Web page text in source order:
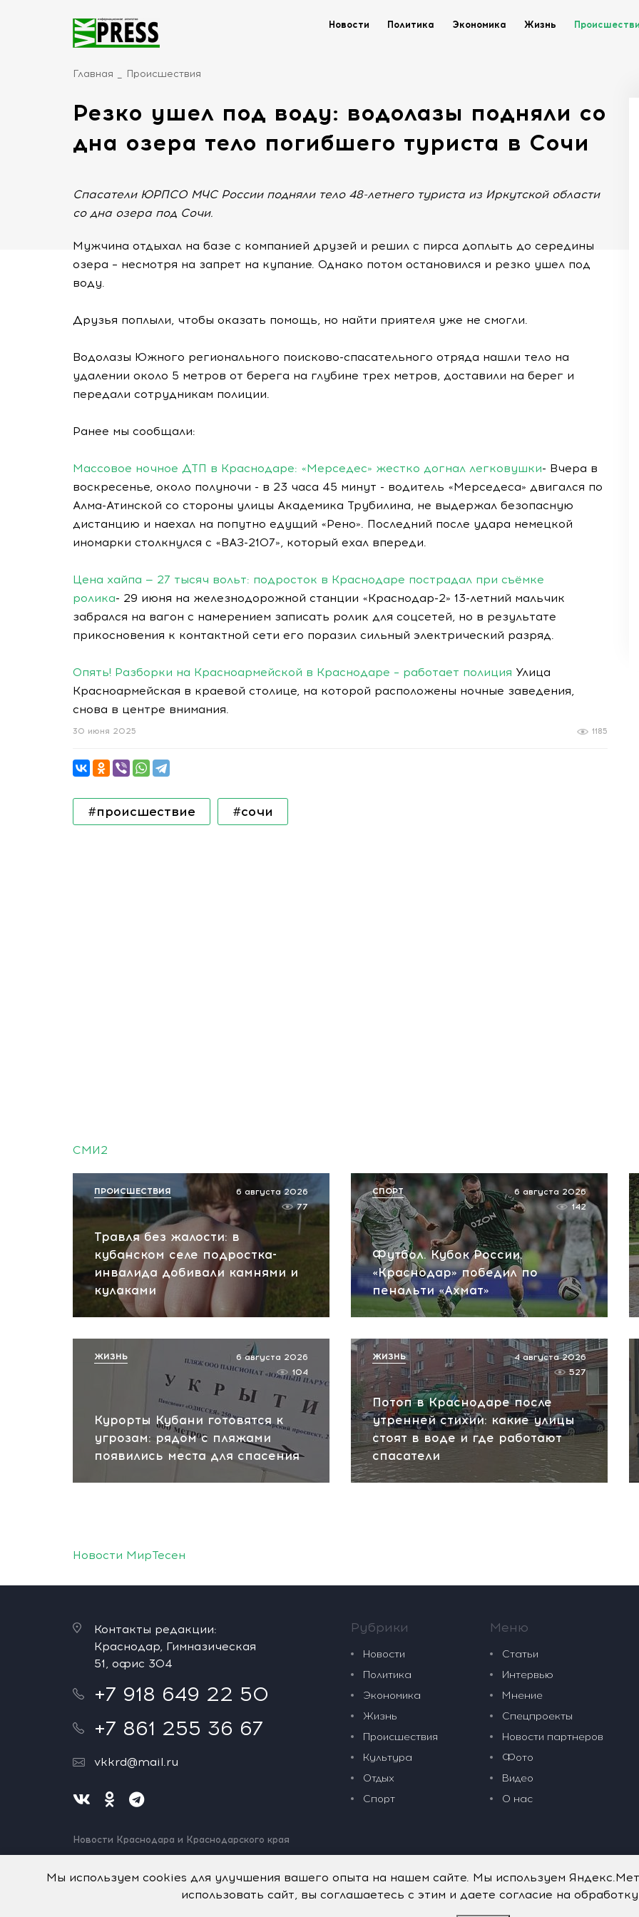
Новости Политика Экономика Жизнь
Главная Происшествия
Резко ушел под воду: водолазы подняли со
дна озера тело погибшего туриста в Сочи
Спасатели ЮРПСО МЧС России подняли тело 48-летнего туриста из Иркутской области
со дна озера под Сочи.
Мужчина отдыхал на базе с компанией друзей и решил с пирса доплыть до середины
озера – несмотря на запрет на купание. Однако потом остановился и резко ушел под
воду.
Друзья поплыли, чтобы оказать помощь, но найти приятеля уже не смогли.
Водолазы Южного регионального поисково-спасательного отряда нашли тело на
удалении около 5 метров от берега на глубине трех метров, доставили на берег и
передали сотрудникам полиции.
Ранее мы сообщали:
Массовое ночное ДТП в Краснодаре: «Мерседес» жестко догнал легковушки- Вчера в
воскресенье, около полуночи - в 23 часа 45 минут - водитель «Мерседеса» двигался по
Алма-Атинской со стороны улицы Академика Трубилина, не выдержал безопасную
дистанцию и наехал на попутно едущий «Рено». Последний после удара немецкой
иномарки столкнулся с «ВАЗ-2107», который ехал впереди.
Цена хайпа — 27 тысяч вольт: подросток в Краснодаре пострадал при съёмке
ролика- 29 июня на железнодорожной станции «Краснодар-2» 13-летний мальчик
забрался на вагон с намерением записать ролик для соцсетей, но в результате
прикосновения к контактной сети его поразил сильный электрический разряд.
Опять! Разборки на Красноармейской в Краснодаре – работает полиция Улица
Красноармейская в краевой столице, на которой расположены ночные заведения,
снова в центре внимания.
1185
30 июня 2025
#происшествие #сочи
СМИ2
Травля без жалости: в
кубанском селе подростка-
инвалида добивали камнями и
кулаками
6 августа 2026
77
ПРОИСШЕСТВИЯ
Футбол. Кубок России.
«Краснодар» победил по
пенальти «Ахмат»
6 августа 2026
142
СПОРТ
Курорты Кубани готовятся к
угрозам: рядом с пляжами
появились места для спасения
6 августа 2026
104
ЖИЗНЬ
Потоп в Краснодаре после
утренней стихии: какие улицы
стоят в воде и где работают
спасатели
4 августа 2026
527
ЖИЗНЬ
Новости МирТесен
Контакты редакции:
Краснодар, Гимназическая
51, офис 304
+7 918 649 22 50
+7 861 255 36 67
vkkrd@mail.ru
Новости Краснодара и Краснодарского края
Нашли ошибку? Выделите и нажмите Ctrl+Enter.
Рубрики
Новости
Политика
Экономика
Жизнь
Происшествия
Культура
Отдых
Спорт
Меню
Статьи
Интервью
Мнение
Спецпроекты
Новости партнеров
Фото
Видео
О нас
Мы используем cookies для улучшения вашего опыта на нашем сайте. Мы используем
использовать сайт, вы соглашаетесь с этим и даете согласие на